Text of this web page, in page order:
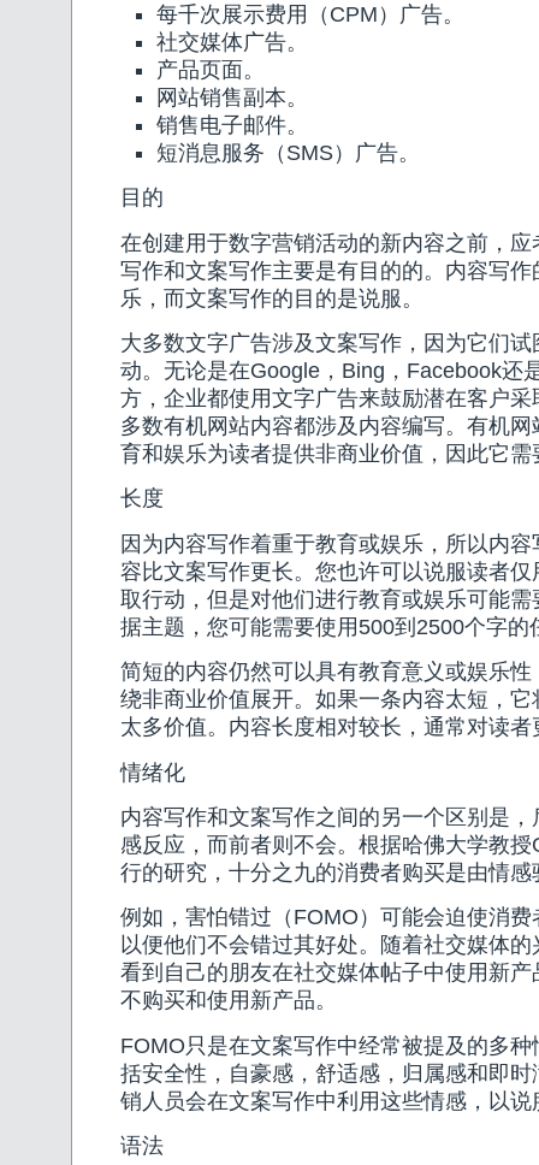
每千次展示费用（CPM）广告。
社交媒体广告。
产品页面。
网站销售副本。
销售电子邮件。
短消息服务（SMS）广告。
目的
在创建用于数字营销活动的新内容之前，
写作和文案写作主要是有目的的。内容写
乐，而文案写作的目的是说服。
大多数文字广告涉及文案写作，因为它们
动。无论是在Google，Bing，Facebook还
方，企业都使用文字广告来鼓励潜在客户
多数有机网站内容都涉及内容编写。有机
育和娱乐为读者提供非商业价值，因此它需
长度
因为内容写作着重于教育或娱乐，所以内
容比文案写作更长。您也许可以说服读者
取行动，但是对他们进行教育或娱乐可能
据主题，您可能需要使用500到2500个字的
简短的内容仍然可以具有教育意义或娱乐
绕非商业价值展开。如果一条内容太短，
太多价值。内容长度相对较长，通常对读者
情绪化
内容写作和文案写作之间的另一个区别是
感反应，而前者则不会。根据哈佛大学教
行的研究，十分之九的消费者购买是由情感
例如，害怕错过（FOMO）可能会迫使消
以便他们不会错过其好处。随着社交媒体
看到自己的朋友在社交媒体帖子中使用新
不购买和使用新产品。
FOMO只是在文案写作中经常被提及的多
括安全性，自豪感，舒适感，归属感和即
销人员会在文案写作中利用这些情感，以
语法